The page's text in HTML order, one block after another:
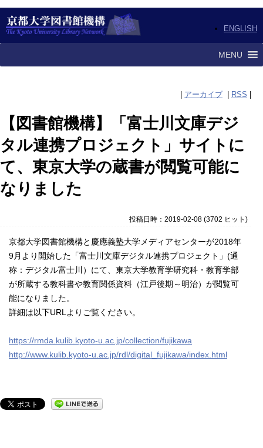
ENGLISH
MENU
アーカイブ RSS
【図書館機構】「富士川文庫デジ
タル連携プロジェクト」サイトに
て、東京大学の蔵書が閲覧可能に
なりました
投稿日時：2019-02-08(3702 ヒット )
京都大学図書館機構と慶應義塾大学メディアセンターが2018年
9月より開始した「富士川文庫デジタル連携プロジェクト」(通
称：デジタル富士川）にて、東京大学教育学研究科・教育学部
が所蔵する教科書や教育関係資料（江戸後期～明治）が閲覧可
能になりました。
詳細は以下URLよりご覧ください。
https://rmda.kulib.kyoto-u.ac.jp/collection/fujikawa
http://www.kulib.kyoto-u.ac.jp/rdl/digital_fujikawa/index.html